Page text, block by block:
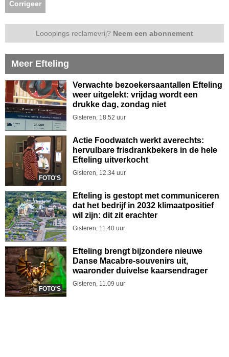
Corrigeer
Looopings reclamevrij? Neem een abonnement
Meer Efteling
Verwachte bezoekersaantallen Efteling
weer uitgelekt: vrijdag wordt een
drukke dag, zondag niet
Gisteren, 18.52 uur
FOTO'S
Actie Foodwatch werkt averechts:
hervulbare frisdrankbekers in de hele
Efteling uitverkocht
Gisteren, 12.34 uur
Efteling is gestopt met communiceren
dat het bedrijf in 2032 klimaatpositief
wil zijn: dit zit erachter
Gisteren, 11.40 uur
FOTO'S
Efteling brengt bijzondere nieuwe
Danse Macabre-souvenirs uit,
waaronder duivelse kaarsendrager
Gisteren, 11.09 uur